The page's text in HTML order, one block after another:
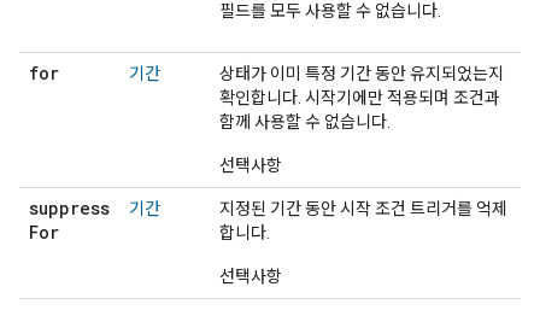
필드를 모두 사용할 수 없습니다.
for 기간
상태가 이미 특정 기간 동안 유지되었는지
확인합니다. 시작기에만 적용되며 조건과
함께 사용할 수 없습니다.
선택사항
suppress
For
기간
지정된 기간 동안 시작 조건 트리거를 억제
합니다.
선택사항